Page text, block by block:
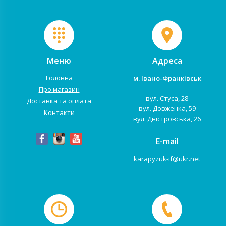
Меню
Головна
Про магазин
Доставка та оплата
Контакти
Адреса
м. Івано-Франківськ
вул. Стуса, 28
вул. Довженка, 59
вул. Дністровська, 26
E-mail
karapyzuk-if@ukr.net